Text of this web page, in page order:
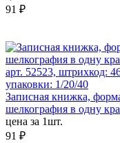
91 ₽
арт. 52523, штрихкод:
упаковки: 1/20/40
Записная книжка,
шелкография в одну
цена за 1шт.
91 ₽